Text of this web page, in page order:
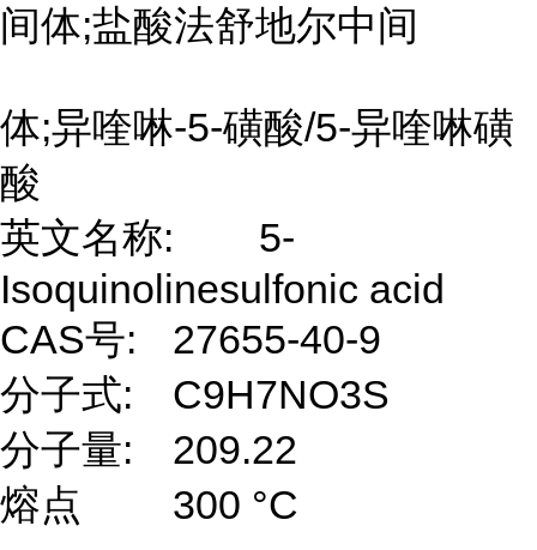
间体;盐酸法舒地尔中间
体;异喹啉-5-磺酸/5-异喹啉磺
酸
英文名称:
5-
Isoquinolinesulfonic acid
CAS号:
27655-40-9
分子式:
C9H7NO3S
分子量:
209.22
熔点
300 °C